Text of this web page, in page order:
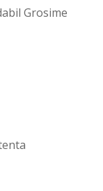
Grosime